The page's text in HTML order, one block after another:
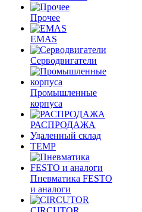
Прочее
EMAS
Cерводвигатели
Промышленные
корпуса
РАСПРОДАЖА
Удаленный склад
TEMP
Пневматика FESTO
и аналоги